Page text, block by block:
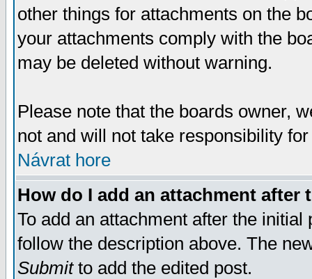
other things for attachments on the
your attachments comply with the
may be deleted without warning.
Please note that the boards owner,
not and will not take responsibility
Návrat hore
How do I add an attachment after
To add an attachment after the
follow the description above. The
Submitto add the edited post.